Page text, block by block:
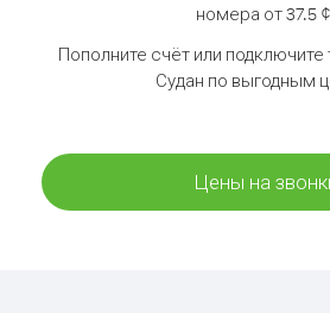
номера от 37.5
Пополните счёт или подключите
Судан по выгодным
Цены на